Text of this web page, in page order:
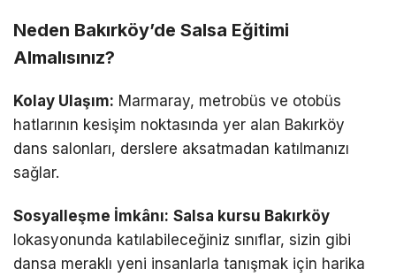
Neden Bakırköy’de Salsa Eğitimi
Almalısınız?
Kolay Ulaşım: Marmaray, metrobüs ve otobüs
hatlarının kesişim noktasında yer alan Bakırköy
dans salonları, derslere aksatmadan katılmanızı
sağlar.
Sosyalleşme İmkânı: Salsa kursu Bakırköy
lokasyonunda katılabileceğiniz sınıflar, sizin gibi
dansa meraklı yeni insanlarla tanışmak için harika